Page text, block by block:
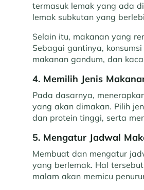
termasuk lemak yang ada
lemak subkutan yang
Selain itu, makanan yang
Sebagai gantinya,
makanan gandum, dan
4. Memilih Jenis
Pada dasarnya,
yang akan dimakan. Pilih
dan protein tinggi, serta
5. Mengatur Jadwal
Membuat dan mengatur
yang berlemak. Hal
malam akan memicu